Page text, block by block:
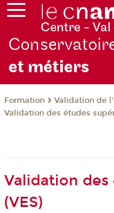
et métiers
Formation
Validation de
Validation des études
Validation des
(VES)